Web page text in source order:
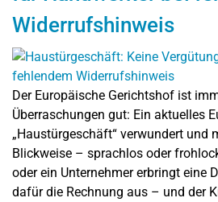
Widerrufshinweis
Der Europäische Gerichtshof ist
Überraschungen gut: Ein aktuelles
„Haustürgeschäft“ verwundert und
Blickweise – sprachlos oder
oder ein Unternehmer erbringt eine
dafür die Rechnung aus – und der